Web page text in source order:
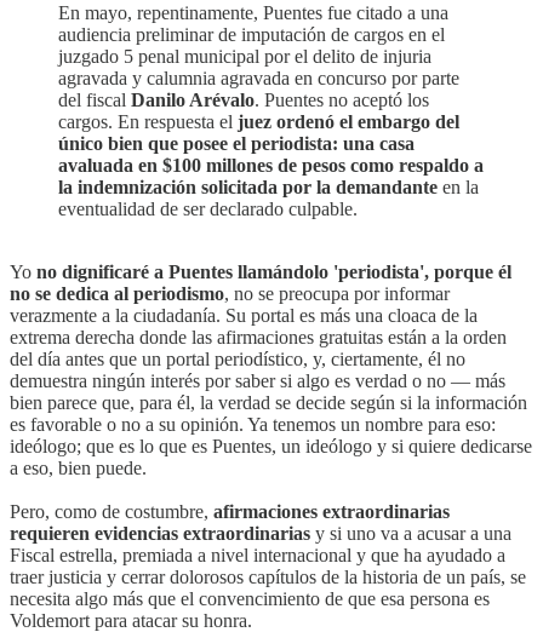
En mayo, repentinamente, Puentes fue citado a una
audiencia preliminar de imputación de cargos en el
juzgado 5 penal municipal por el delito de injuria
agravada y calumnia agravada en concurso por parte
del fiscal Danilo Arévalo. Puentes no aceptó los
cargos. En respuesta el juez ordenó el embargo del
único bien que posee el periodista: una casa
avaluada en $100 millones de pesos como respaldo a
la indemnización solicitada por la demandante en la
eventualidad de ser declarado culpable.
Yo no dignificaré a Puentes llamándolo 'periodista', porque él
no se dedica al periodismo, no se preocupa por informar
verazmente a la ciudadanía. Su portal es más una cloaca de la
extrema derecha donde las afirmaciones gratuitas están a la orden
del día antes que un portal periodístico, y, ciertamente, él no
demuestra ningún interés por saber si algo es verdad o no — más
bien parece que, para él, la verdad se decide según si la información
es favorable o no a su opinión. Ya tenemos un nombre para eso:
ideólogo; que es lo que es Puentes, un ideólogo y si quiere dedicarse
a eso, bien puede.
Pero, como de costumbre, afirmaciones extraordinarias
requieren evidencias extraordinarias y si uno va a acusar a una
Fiscal estrella, premiada a nivel internacional y que ha ayudado a
traer justicia y cerrar dolorosos capítulos de la historia de un país, se
necesita algo más que el convencimiento de que esa persona es
Voldemort para atacar su honra.